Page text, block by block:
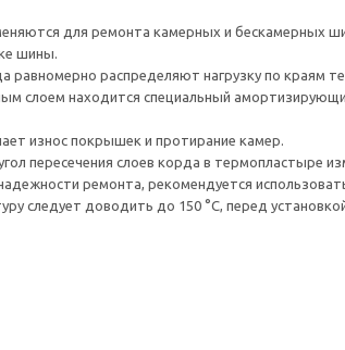
для ремонта камерных и бескамерных
шины.
равномерно распределяют нагрузку по краям
слоем находится специальный
износ покрышек и протирание камер.
пересечения слоев корда в термопластыре
ремонта, рекомендуется
следует доводить до 150 °С, перед